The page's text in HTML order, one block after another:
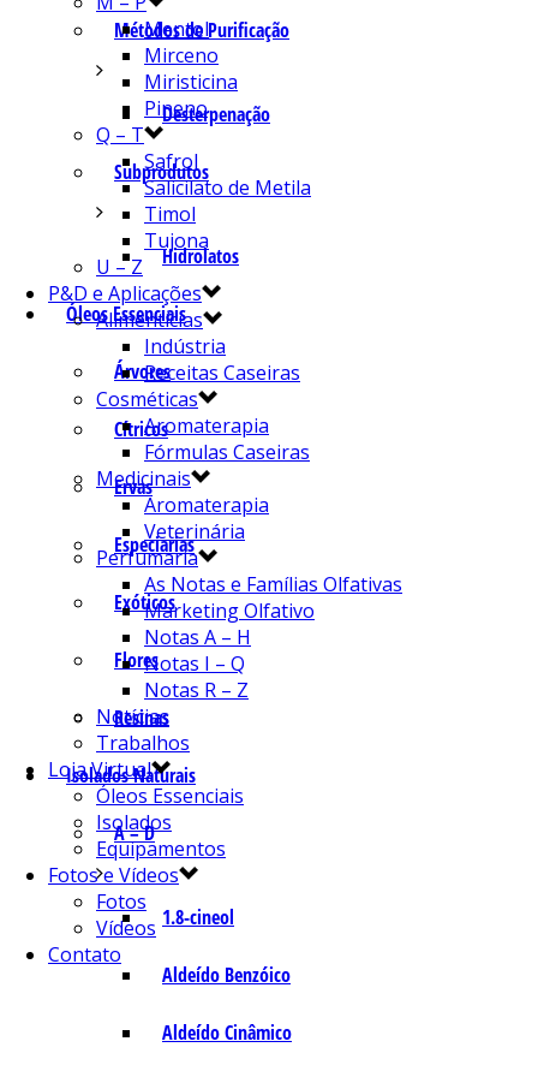
Métodos de Purificação
Desterpenação
Subprodutos
Hidrolatos
Óleos Essenciais
Árvores
Cítricos
Ervas
Especiarias
Exóticos
Flores
Resinas
Isolados Naturais
A – D
1.8-cineol
Aldeído Benzóico
Aldeído Cinâmico
Mentol
Mirceno
Miristicina
Pineno
Q – T
Safrol
Salicilato de Metila
Timol
Tujona
U – Z
P&D e Aplicações
Alimentícias
Indústria
Receitas Caseiras
Cosméticas
Aromaterapia
Fórmulas Caseiras
Medicinais
Aromaterapia
Veterinária
Perfumaria
As Notas e Famílias Olfativas
Marketing Olfativo
Notas A – H
Notas I – Q
Notas R – Z
Notícias
Trabalhos
Loja Virtual
Óleos Essenciais
Isolados
Equipamentos
Fotos e Vídeos
Fotos
Vídeos
Contato